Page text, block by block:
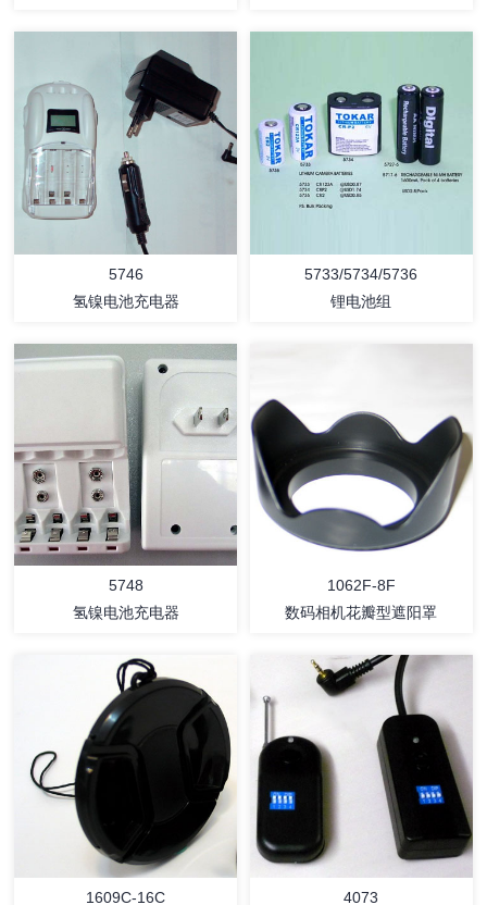
详情 详情
详情
5746
氢镍电池充电器
详情
5733/5734/5736
锂电池组
5748
氢镍电池充电器
详情
1062F-8F
数码相机花瓣型遮阳罩
1609C-16C 4073